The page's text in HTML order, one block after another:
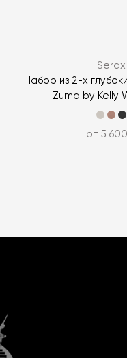
Serax
Набор из 2-х
Zuma by Kelly
от 5